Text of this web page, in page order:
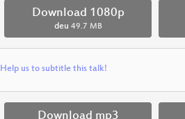
Download 1080p
deu 49.7 MB
Help us to subtitle this talk!
Download mp3